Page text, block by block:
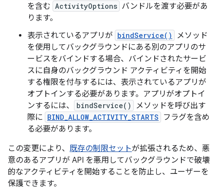
を含む ActivityOptions バンドルを渡す必要があ
ります。
表示されているアプリが bindService()
メソッド
を使用してバックグラウンドにある別のアプリのサ
ービスをバインドする場合、バインドされたサービ
スに自身のバックグラウンド アクティビティを開始
する権限を付与するには、表示されているアプリが
オプトインする必要があります。アプリがオプトイ
ンするには、
bindService()
メソッドを呼び出す
際に BIND_ALLOW_ACTIVITY_STARTS
フラグを含め
る必要があります。
この変更により、 既存の制限セットが拡張されるため、悪
意のあるアプリが API を悪用してバックグラウンドで破壊
的なアクティビティを開始することを防止し、ユーザーを
保護できます。